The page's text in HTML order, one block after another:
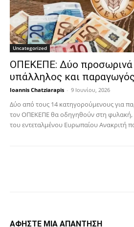
Uncategorized
ΟΠΕΚΕΠΕ: Δύο προσωρινά
υπάλληλος και
Ioannis Chatziarapis - 9 Ιουνίου, 2026
Δύο από τους 14 κατηγορούμενους για
τον ΟΠΕΚΕΠΕ θα οδηγηθούν στη
του εντεταλμένου Ευρωπαίου Ανακριτή
ΑΦΗΣΤΕ ΜΙΑ ΑΠΑΝΤΗΣΗ